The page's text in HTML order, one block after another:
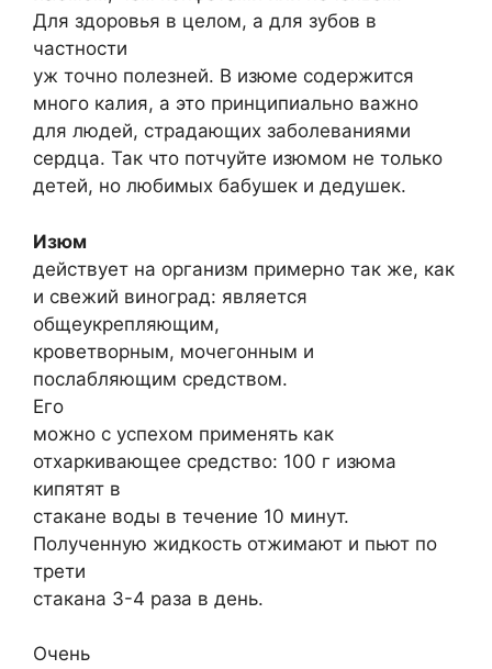
Для здоровья в целом, а для зубов в
частности
уж точно полезней. В изюме содержится
много калия, а это принципиально важно
для людей, страдающих заболеваниями
сердца. Так что потчуйте изюмом не только
детей, но любимых бабушек и дедушек.
Изюм
действует на организм примерно так же, как
и свежий виноград: является
общеукрепляющим,
кроветворным, мочегонным и
послабляющим средством.
Его
можно с успехом применять как
отхаркивающее средство: 100 г изюма
кипятят в
стакане воды в течение 10 минут.
Полученную жидкость отжимают и пьют по
трети
стакана 3-4 раза в день.
Очень